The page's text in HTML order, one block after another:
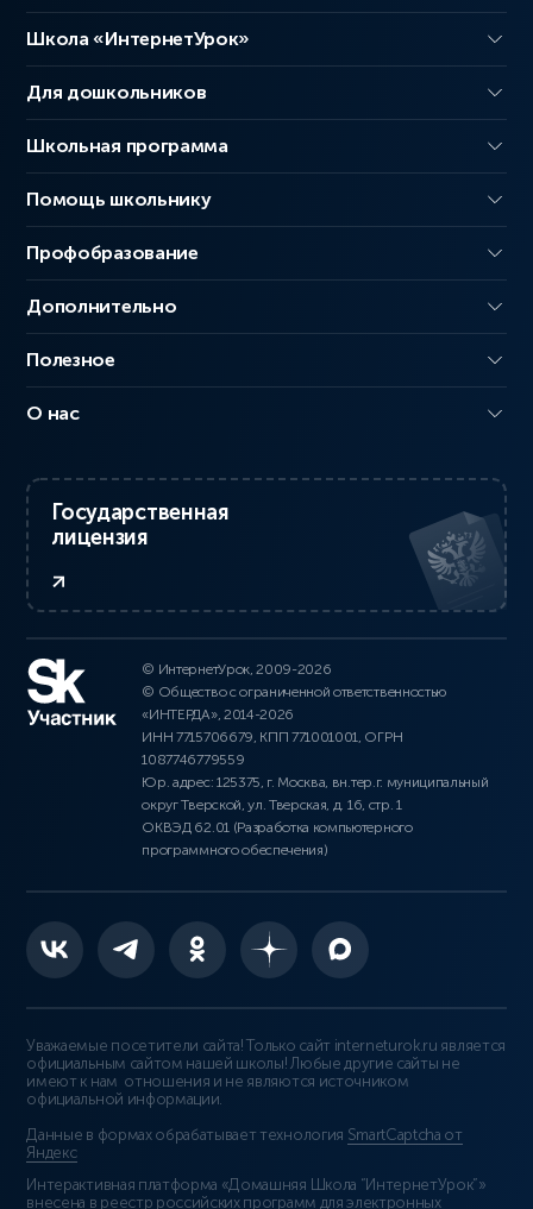
Школа «ИнтернетУрок»
Для дошкольников
Школьная программа
Помощь школьнику
Профобразование
Дополнительно
Полезное
О нас
Государственная
лицензия
© ИнтернетУрок, 2009-2026
© Общество с ограниченной ответственностью
«ИНТЕРДА», 2014-2026
ИНН 7715706679, КПП 771001001, ОГРН
1087746779559
Юр. адрес: 125375, г. Москва, вн.тер.г. муниципальный
округ Тверской, ул. Тверская, д. 16, стр. 1
ОКВЭД 62.01 (Разработка компьютерного
программного обеспечения)
Уважаемые посетители сайта! Только сайт interneturok.ru является
официальным сайтом нашей школы! Любые другие сайты не
имеют к нам отношения и не являются источником
официальной информации.
Данные в формах обрабатывает технология SmartCaptcha от
Яндекс
Интерактивная платформа «Домашняя Школа “ИнтернетУрок”»
внесена в реестр российских программ для электронных